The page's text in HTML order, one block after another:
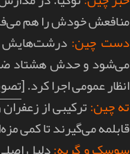
منافعش خودش را هم
دست چین:درشت‌هایش
می‌شود و حدش هشتاد
انظار عمومی اجرا کرد. [
ته چین:ترکیبی از
قابلمه می‌گیرند تا